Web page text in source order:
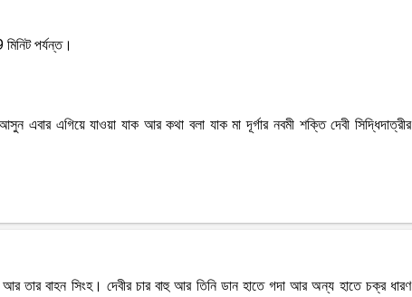
পর্যন্ত।
এগিয়ে যাওয়া যাক আর কথা বলা যাক মা দূর্গার নবমী শক্তি দেবী সিদ্ধিদাত্রীর
আর তার বাহন সিংহ। দেবীর চার বাহু আর তিনি ডান হাতে গদা আর অন্য হাতে চক্র ধারণ